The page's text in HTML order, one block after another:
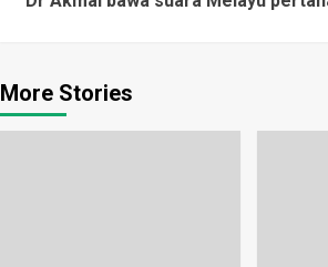
More Stories